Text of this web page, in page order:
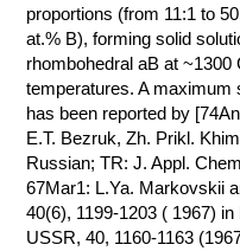
proportions (from 11:1 to
at.% B), forming solid
rhombohedral aB at
temperatures. A maximum
has been reported by
E.T. Bezruk, Zh. Prikl.
Russian; TR: J. Appl.
67Mar1: L.Ya. Markovskii
40(6), 1199-1203 ( 1967)
USSR, 40, 1160-1163